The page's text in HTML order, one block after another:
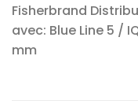
Fisherbrand
avec: Blue Line 5 /
mm